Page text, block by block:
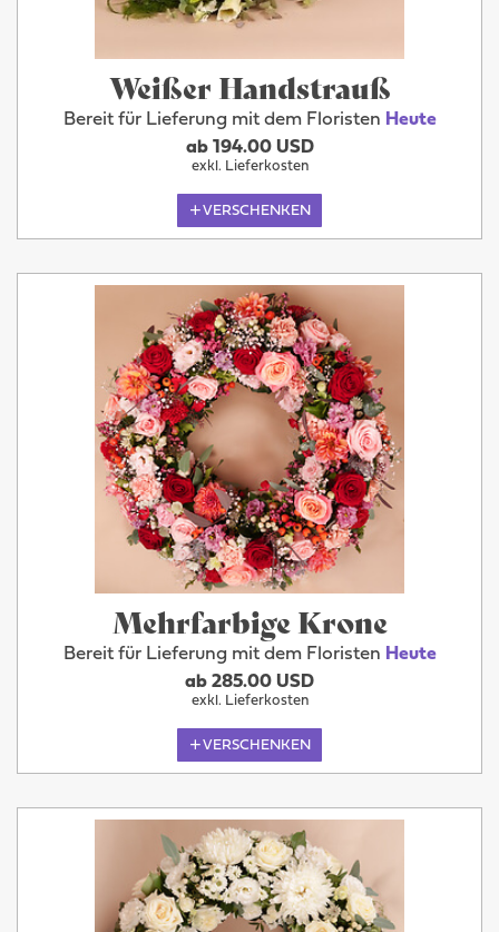
Weißer Handstrauß
Bereit für Lieferung mit dem Floristen Heute
ab 194.00 USD
exkl. Lieferkosten
VERSCHENKEN
Mehrfarbige Krone
Bereit für Lieferung mit dem Floristen Heute
ab 285.00 USD
exkl. Lieferkosten
VERSCHENKEN